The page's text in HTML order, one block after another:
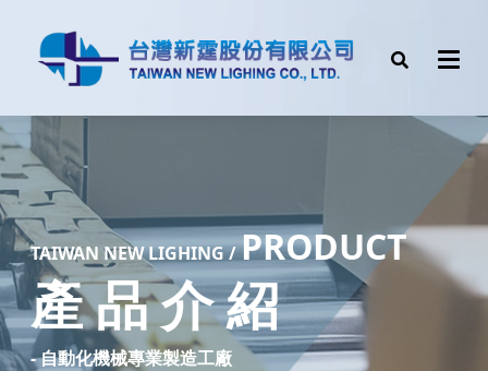
TAIWAN NEW LIGHING /PRODUCT
產 品 介 紹
- 自動化機械專業製造工廠